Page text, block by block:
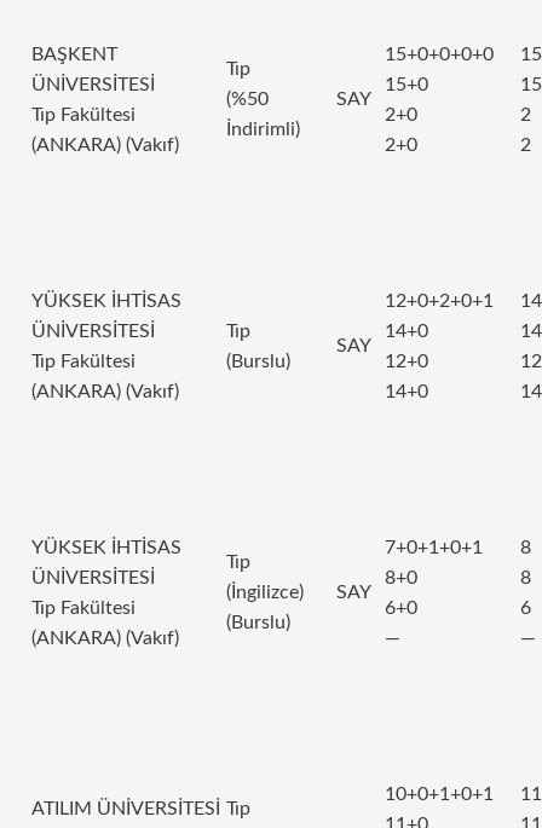
BAŞKENT
ÜNİVERSİTESİ
Tıp Fakültesi
(ANKARA) (Vakıf)
Tıp
(%50
İndirimli)
SAY
15+0+0+0+0
15+0
2+0
2+0
15
15
2
2
YÜKSEK İHTİSAS
ÜNİVERSİTESİ
Tıp Fakültesi
(ANKARA) (Vakıf)
Tıp
(Burslu)
SAY
12+0+2+0+1
14+0
12+0
14+0
14
14
12
14
YÜKSEK İHTİSAS
ÜNİVERSİTESİ
Tıp Fakültesi
(ANKARA) (Vakıf)
Tıp
(İngilizce)
(Burslu)
SAY
7+0+1+0+1
8+0
6+0
—
8
8
6
—
ATILIM ÜNİVERSİTESİ Tıp
10+0+1+0+1
11+0
11
11